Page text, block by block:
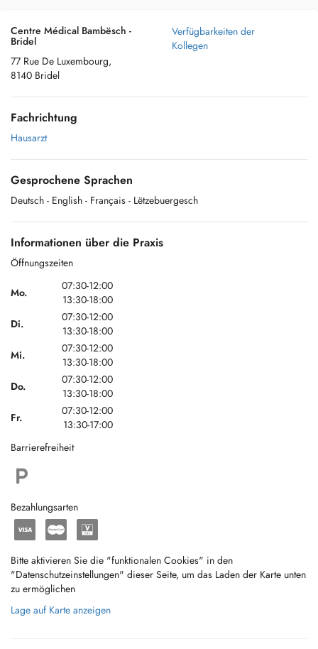
Centre Médical Bambësch -
Bridel
77 Rue De Luxembourg,
8140 Bridel
Verfügbarkeiten der
Kollegen
Fachrichtung
Hausarzt
Gesprochene Sprachen
Deutsch - English - Français - Lëtzebuergesch
Informationen über die Praxis
Öffnungszeiten
Mo.
07:30-12:00
13:30-18:00
Di.
07:30-12:00
13:30-18:00
Mi.
07:30-12:00
13:30-18:00
Do.
07:30-12:00
13:30-18:00
Fr.
07:30-12:00
13:30-17:00
Barrierefreiheit
Bezahlungsarten
Bitte aktivieren Sie die "funktionalen Cookies" in den
"Datenschutzeinstellungen" dieser Seite, um das Laden der Karte unten
zu ermöglichen
Lage auf Karte anzeigen